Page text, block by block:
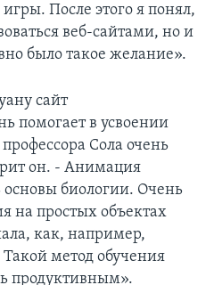
После этого я понял,
веб-сайтами, но и
было такое желание».
сайт
помогает в усвоении
Сола очень
он. - Анимация
основы биологии. Очень
на простых объектах
как, например,
метод обучения
продуктивным».